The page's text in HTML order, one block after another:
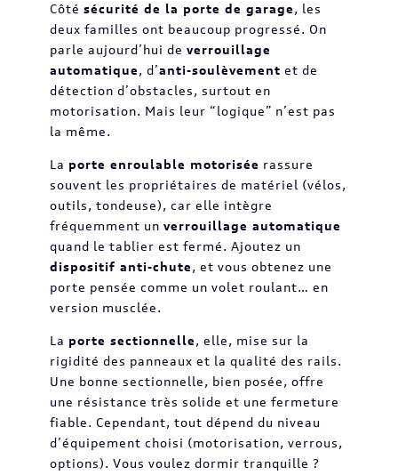
Côté sécurité de la porte de garage, les
deux familles ont beaucoup progressé. On
parle aujourd’hui de verrouillage
automatique, d’anti-soulèvement et de
détection d’obstacles, surtout en
motorisation. Mais leur “logique” n’est pas
la même.
La porte enroulable motorisée rassure
souvent les propriétaires de matériel (vélos,
outils, tondeuse), car elle intègre
fréquemment un verrouillage automatique
quand le tablier est fermé. Ajoutez un
dispositif anti-chute, et vous obtenez une
porte pensée comme un volet roulant… en
version musclée.
La porte sectionnelle, elle, mise sur la
rigidité des panneaux et la qualité des rails.
Une bonne sectionnelle, bien posée, offre
une résistance très solide et une fermeture
fiable. Cependant, tout dépend du niveau
d’équipement choisi (motorisation, verrous,
options). Vous voulez dormir tranquille ?